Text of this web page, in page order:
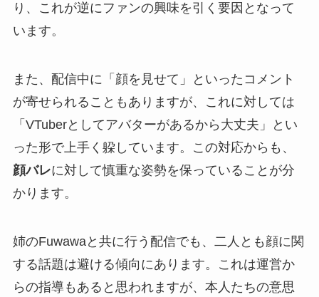
り、これが逆にファンの興味を引く要因となって
います。
また、配信中に「顔を見せて」といったコメント
が寄せられることもありますが、これに対しては
「VTuberとしてアバターがあるから大丈夫」とい
った形で上手く躱しています。この対応からも、
顔バレに対して慎重な姿勢を保っていることが分
かります。
姉のFuwawaと共に行う配信でも、二人とも顔に関
する話題は避ける傾向にあります。これは運営か
らの指導もあると思われますが、本人たちの意思